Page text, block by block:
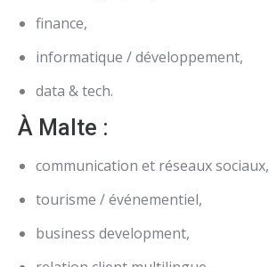
finance,
informatique / développement,
data & tech.
À Malte :
communication et réseaux sociaux,
tourisme / événementiel,
business development,